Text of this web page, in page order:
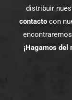
distribuir
contactocon
¡Hagamos